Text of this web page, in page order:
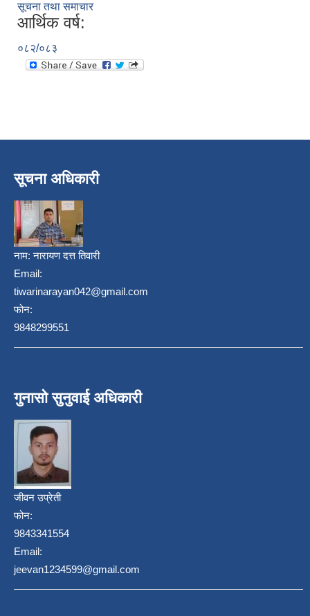
सूचना तथा समाचार
आर्थिक वर्ष:
०८२/०८३
सूचना अधिकारी
नाम:नारायण दत्त तिवारी
Email:
tiwarinarayan042@gmail.com
फोन:
9848299551
गुनासो सुनुवाई अधिकारी
जीवन उप्रेती
फोन:
9843341554
Email:
jeevan1234599@gmail.com